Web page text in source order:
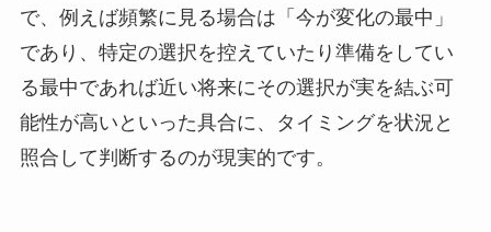
で、例えば頻繁に見る場合は「今が変化の最中」
であり、特定の選択を控えていたり準備をしてい
る最中であれば近い将来にその選択が実を結ぶ可
能性が高いといった具合に、タイミングを状況と
照合して判断するのが現実的です。